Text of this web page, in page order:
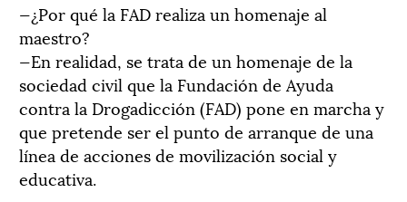
—¿Por qué la FAD realiza un homenaje al
maestro?
—En realidad, se trata de un homenaje de la
sociedad civil que la Fundación de Ayuda
contra la Drogadicción (FAD) pone en marcha y
que pretende ser el punto de arranque de una
línea de acciones de movilización social y
educativa.